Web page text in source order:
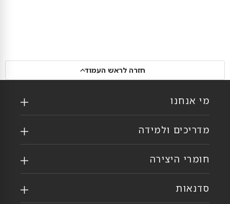
חזרה לראש העמוד
מי אנחנו
מדריכים ולמידה
חומרי היצירה
סדנאות